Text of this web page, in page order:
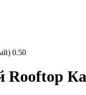
0.50
Rooftop